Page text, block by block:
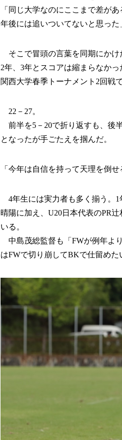
「同じ大学なのにここまで差が
年後には追いついてないと思った
そこで冒頭の言葉を同期にかけ
2年、3年とスコアは縮まらなか
関西大学春季トーナメント2回戦
22－27。
前半を5－20で折り返すも、後
となったが手ごたえを掴んだ。
「今年は自信を持って天理を倒せ
4年生には実力者も多く揃う。1
晴陽に加え、U20日本代表のPR
いる。
中島茂総監督も「FWが例年よ
はFWで切り崩してBKで仕留めた